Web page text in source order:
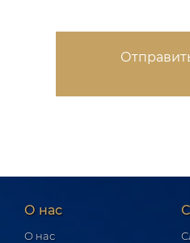
О нас
О нас